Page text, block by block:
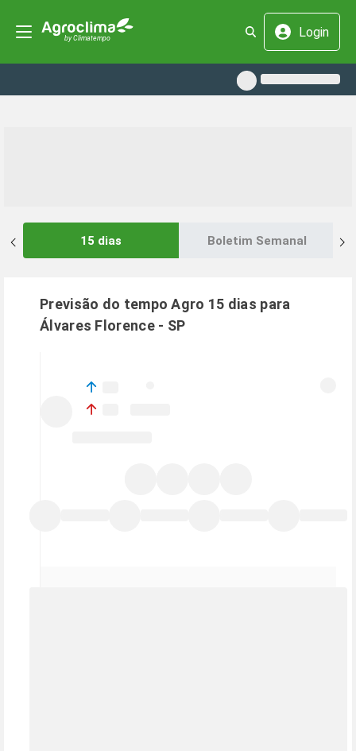
Login
15 dias Boletim Semanal
Previsão do tempo Agro 15 dias para
Álvares Florence- SP